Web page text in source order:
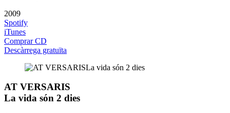
2009
Spotify
iTunes
Comprar CD
Descàrrega gratuïta
AT VERSARIS
La vida són 2 dies